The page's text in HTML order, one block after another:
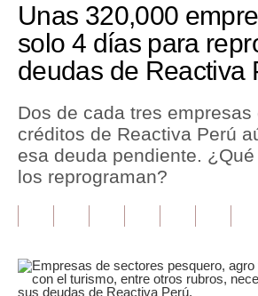
Perú
Política
Finanzas Personales
Inmobiliarias
Plus G
Editorial
Unas 320,000
solo 4 días para
deudas de Reactiva
Dos de cada tres empresas
créditos de Reactiva Perú
esa deuda pendiente.
los reprograman?